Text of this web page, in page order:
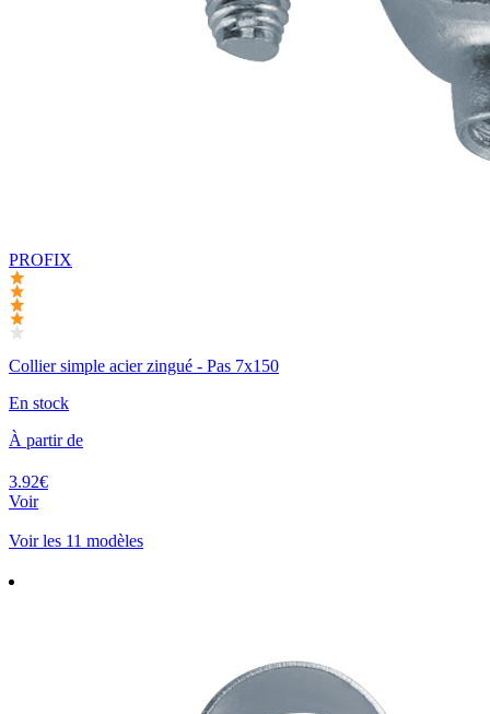
PROFIX
Collier simple acier zingué - Pas 7x150
En stock
À partir de
3.92€
Voir
Voir les 11 modèles